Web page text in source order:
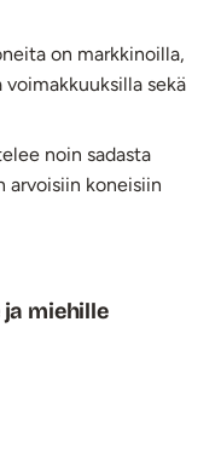
on markkinoilla,
sekä
noin sadasta
arvoisiin koneisiin
miehille